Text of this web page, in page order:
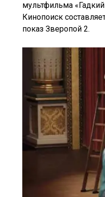
мультфильма
Кинопоиск
показ Зверопой 2.